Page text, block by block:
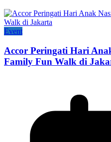
Event
Accor Peringati Hari
Family Fun Walk di